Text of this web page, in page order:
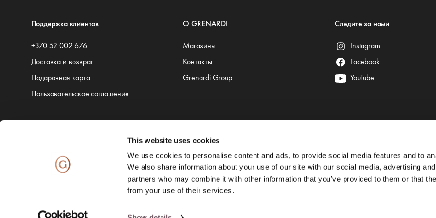
This website uses cookies
We use cookies to personalise content and ads, to provide social media features and to
We also share information about your use of our site with our social media, advertising
partners who may combine it with other information that you’ve provided to them or that
from your use of their services.
Поддержка клиентов
+370 52 002 676
Доставка и возврат
Подарочная карта
Пользовательское соглашение
O GRENARDI
Магазины
Контакты
Grenardi Group
Следите за нами
Instagram
Facebook
YouTube